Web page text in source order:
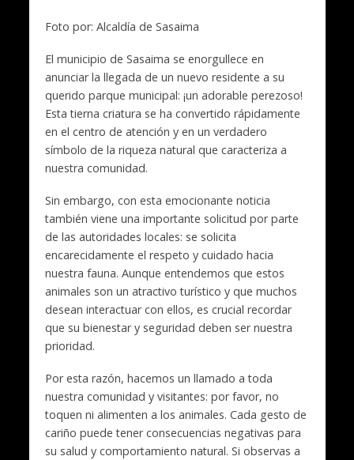
Foto por: Alcaldía de Sasaima
El municipio de Sasaima se enorgullece en
anunciar la llegada de un nuevo residente a su
querido parque municipal: ¡un adorable perezoso!
Esta tierna criatura se ha convertido rápidamente
en el centro de atención y en un verdadero
símbolo de la riqueza natural que caracteriza a
nuestra comunidad.
Sin embargo, con esta emocionante noticia
también viene una importante solicitud por parte
de las autoridades locales: se solicita
encarecidamente el respeto y cuidado hacia
nuestra fauna. Aunque entendemos que estos
animales son un atractivo turístico y que muchos
desean interactuar con ellos, es crucial recordar
que su bienestar y seguridad deben ser nuestra
prioridad.
Por esta razón, hacemos un llamado a toda
nuestra comunidad y visitantes: por favor, no
toquen ni alimenten a los animales. Cada gesto de
cariño puede tener consecuencias negativas para
su salud y comportamiento natural. Si observas a